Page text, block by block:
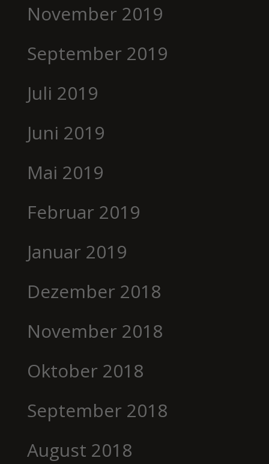
November 2019
September 2019
Juli 2019
Juni 2019
Mai 2019
Februar 2019
Januar 2019
Dezember 2018
November 2018
Oktober 2018
September 2018
August 2018